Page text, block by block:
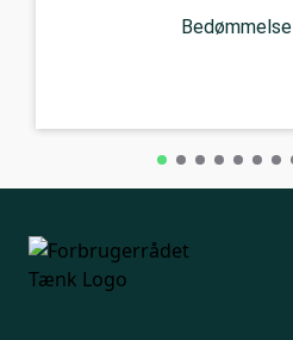
Bedømmelse